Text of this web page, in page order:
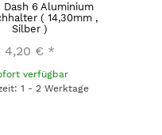
Dash 6 Aluminium
( 14,30mm ,
Silber )
4,20 € *
verfügbar
1 - 2 Werktage